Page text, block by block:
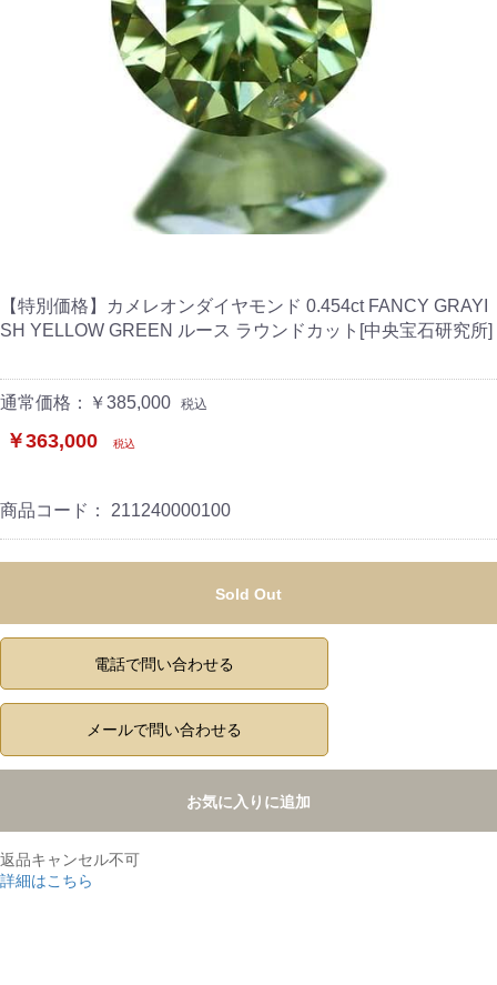
【特別価格】カメレオンダイヤモンド 0.454ct FANCY GRAYI
SH YELLOW GREEN ルース ラウンドカット[中央宝石研究所]
通常価格：￥385,000 税込
￥363,000 税込
商品コード： 211240000100
Sold Out
電話で問い合わせる
メールで問い合わせる
お気に入りに追加
返品キャンセル不可
詳細はこちら